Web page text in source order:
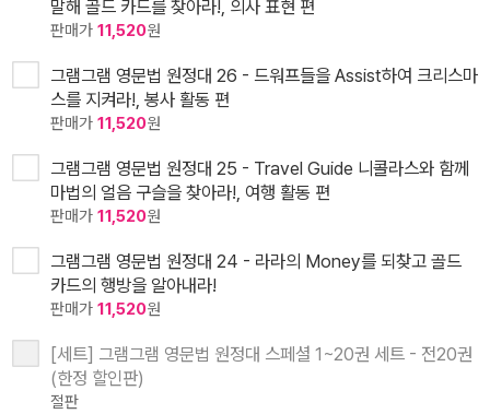
말해 골드 카드를 찾아라!, 의사 표현 편
판매가 11,520원
그램그램 영문법 원정대 26 - 드워프들을 Assist하여 크리스마
스를 지켜라!, 봉사 활동 편
판매가 11,520원
그램그램 영문법 원정대 25 - Travel Guide 니콜라스와 함께
마법의 얼음 구슬을 찾아라!, 여행 활동 편
판매가 11,520원
그램그램 영문법 원정대 24 - 라라의 Money를 되찾고 골드
카드의 행방을 알아내라!
판매가 11,520원
[세트] 그램그램 영문법 원정대 스페셜 1~20권 세트 - 전20권
(한정 할인판)
절판